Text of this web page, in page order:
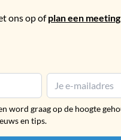
ons op ofplan een
word graag op de hoogte
en tips.